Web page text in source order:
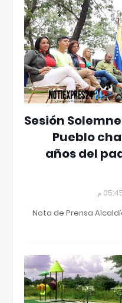
Sesión
Pueblo
años del
Nota de Prensa